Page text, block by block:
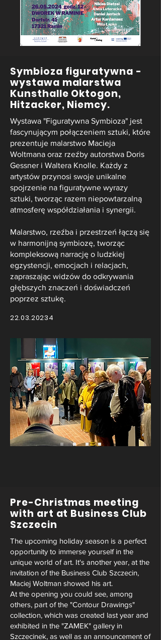
Symbioza figuratywna -
wystawa malarstwa
Kunsthalle Oktogon,
Hitzacker, Niemcy.
Wystawa "Figuratywna Symbioza" jest
fascynującym połączeniem sztuki, które
prezentuje malarstwo Macieja
Woltmana oraz rzeźby autorstwa Doris
Gessner i Waltera Knolle. Każdy z
artystów przynosi swoje unikalne
spojrzenie na figuratywne wyrazy
sztuki, tworząc razem niepowtarzalną
atmosferę współdziałania i synergii.
Malarstwo, rzeźba i przestrzeń łączą się
w harmonijną symbiozę, tworząc
kompleksową narrację o ludzkiej
egzystencji, emocjach i relacjach,
zapraszając widzów do odkrywania
głębszych znaczeń i doświadczeń
poprzez sztukę.
22.03.20234
Pre-Christmas meeting
with art at Business Club
Szczecin
The upcoming holiday season is a perfect
opportunity to immerse yourself in the
unique world of art. It's another year, at the
invitation of the Business Club Szczecin,
Maciej Woltman showed his art.
At the opening you could see, among
others, part of the "Contour Drawings"
collection, which was created last year and
exhibited in the "ZAMEK" gallery in
Szczecinek, as well as an announcement of